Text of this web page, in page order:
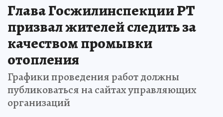
Глава Госжилинспекции РТ
призвал жителей следить за
качеством промывки
отопления
Графики проведения работ должны
публиковаться на сайтах управляющих
организаций